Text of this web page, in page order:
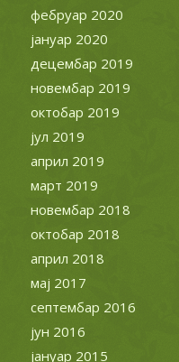
фебруар 2020
јануар 2020
децембар 2019
новембар 2019
октобар 2019
јул 2019
април 2019
март 2019
новембар 2018
октобар 2018
април 2018
мај 2017
септембар 2016
јун 2016
јануар 2015